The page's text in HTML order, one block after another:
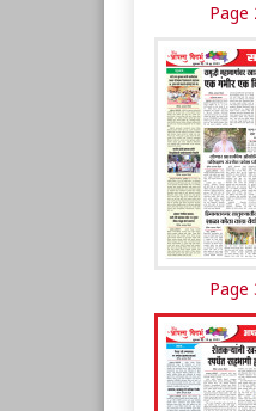
Page
Page